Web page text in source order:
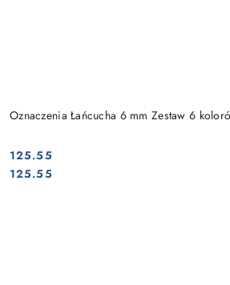
Oznaczenia Łańcucha 6 mm Zestaw 6
Cena:
125.55
Cena:
125.55